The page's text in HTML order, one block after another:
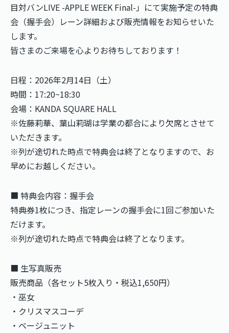
目対バンLIVE -APPLE WEEK Final-」にて実施予定の特典
会（握手会）レーン詳細および販売情報をお知らせいた
します。
皆さまのご来場を心よりお待ちしております！
日程：2026年2月14日（土）
時間：17:20~18:30
会場：KANDA SQUARE HALL
※佐藤莉華、葉山莉瑚は学業の都合により欠席とさせて
いただきます。
※列が途切れた時点で特典会は終了となりますので、お
早めにお越しください。
■ 特典会内容：握手会
特典券1枚につき、指定レーンの握手会に1回ご参加いた
だけます。
※列が途切れた時点で特典会は終了となります。
■ 生写真販売
販売商品（各セット5枚入り・税込1,650円）
・巫女
・クリスマスコーデ
・ベージュニット